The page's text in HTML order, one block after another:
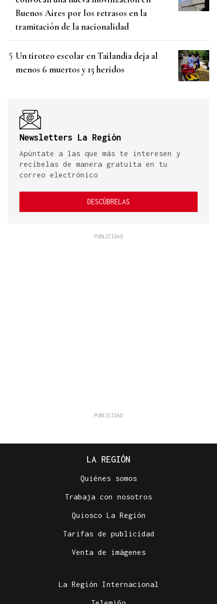
Buenos Aires por los retrasos en la
tramitación de la nacionalidad
Un tiroteo escolar en Tailandia deja al
menos 6 muertos y 15 heridos
Newsletters La Región
Apúntate a las que más te interesen y
recíbelas de manera gratuita en tu
correo electrónico
DESCÚBRELAS
LA REGIÓN
Quiénes somos
Trabaja con nosotros
Quiosco La Región
Tarifas de publicidad
Venta de imágenes
La Región Internacional